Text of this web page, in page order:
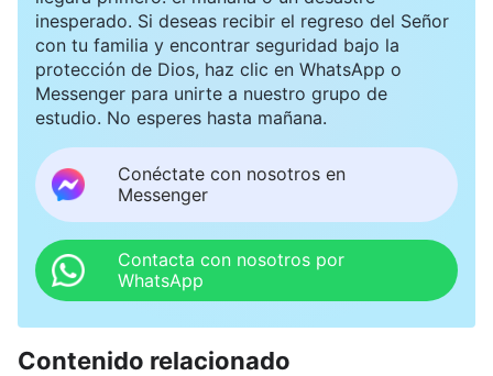
inesperado. Si deseas recibir el regreso del Señor
con tu familia y encontrar seguridad bajo la
protección de Dios, haz clic en WhatsApp o
Messenger para unirte a nuestro grupo de
estudio. No esperes hasta mañana.
Conéctate con nosotros en
Messenger
Contacta con nosotros por
WhatsApp
Contenido relacionado